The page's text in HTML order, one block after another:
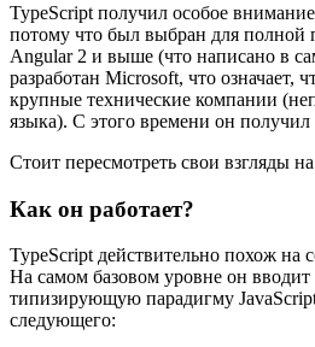
TypeScript получил особое внимание
потому что был выбран для
Angular 2 и выше (что написано в
разработан Microsoft, что означает,
крупные технические компании
языка). С этого времени он получил
Стоит пересмотреть свои взгляды
Как он работает?
TypeScript действительно похож на
На самом базовом уровне он вводит
типизирующую парадигму
следующего: